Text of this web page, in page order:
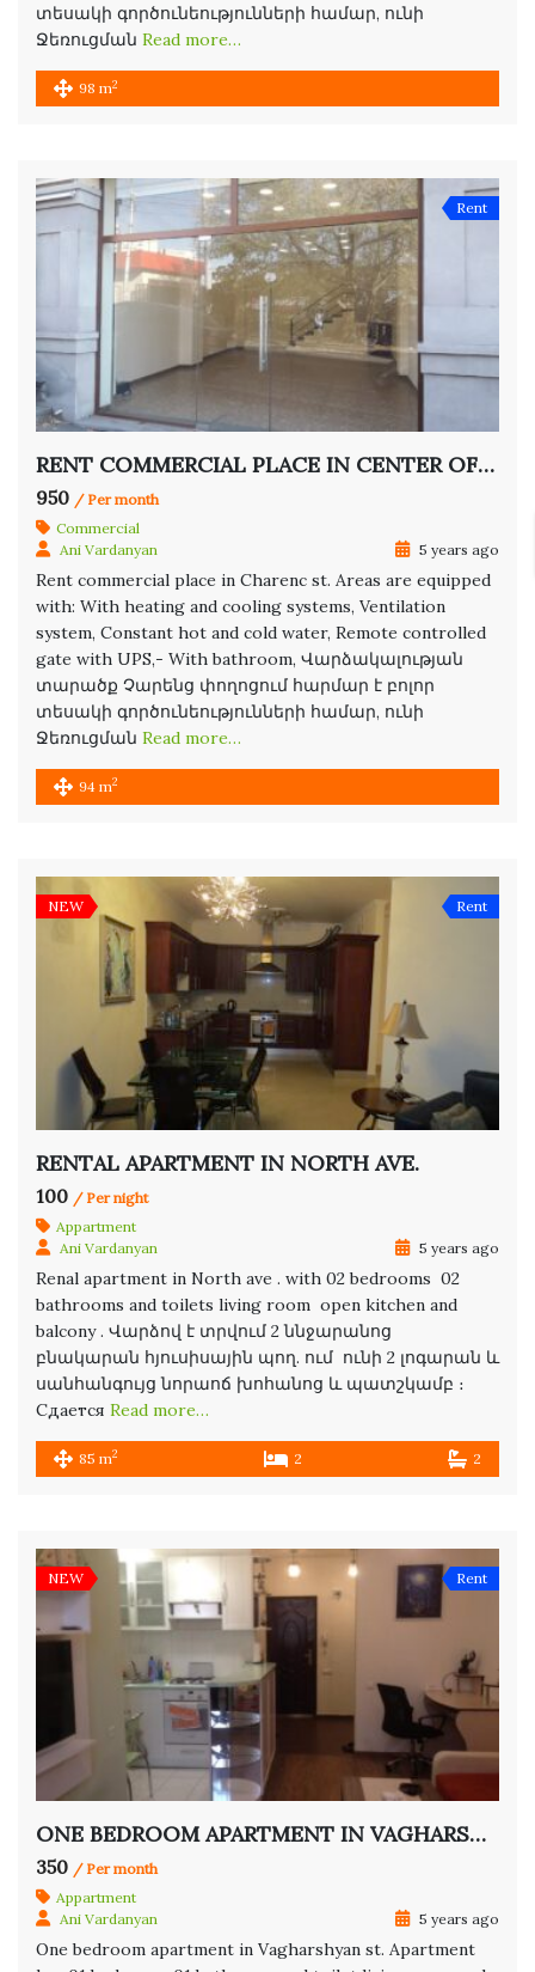
տեսակի գործունեությունների համար, ունի
Ջեռուցման Read more…
98 m2
Rent
RENT COMMERCIAL PLACE IN CENTER OF YEREVAN
950 / Per month
Commercial
Ani Vardanyan
5 years ago
Rent commercial place in Charenc st. Areas are equipped
with: With heating and cooling systems, Ventilation
system, Constant hot and cold water, Remote controlled
gate with UPS,- With bathroom, Վարձակալության
տարածք Չարենց փողոցում հարմար է բոլոր
տեսակի գործունեությունների համար, ունի
Ջեռուցման Read more…
94 m2
NEW Rent
RENTAL APARTMENT IN NORTH AVE.
100 / Per night
Appartment
Ani Vardanyan
5 years ago
Renal apartment in North ave . with 02 bedrooms 02
bathrooms and toilets living room open kitchen and
balcony . Վարձով է տրվում 2 ննջարանոց
բնակարան հյուսիսային պող. ում ունի 2 լոգարան և
սանհանգույց նորաոճ խոհանոց և պատշկամբ ։
Сдается Read more…
85 m2 2 2
NEW Rent
ONE BEDROOM APARTMENT IN VAGHARSHYAN ST.
350 / Per month
Appartment
Ani Vardanyan
5 years ago
One bedroom apartment in Vagharshyan st. Apartment